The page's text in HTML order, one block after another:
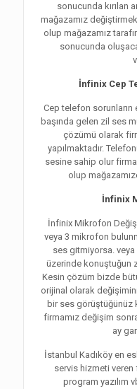
sonucunda kırılan
mağazamız
olup mağazamız
sonucunda
İnfinix Cep
Cep telefon
başında gelen zil ses
çözümü olarak
yapılmaktadır.
sesine sahip olur
olup
İnfinix
İnfinix Mikrofon
veya 3 mikrofon
ses gitmiyorsa.
üzerinde konuştuğun
Kesin çözüm bizde
orijinal olarak değişimini
bir ses görüştüğünüz
firmamız değişim
ay
İstanbul Kadıköy en
servis hizmeti veren
program yazılım